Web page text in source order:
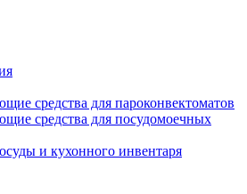
средства для пароконвектоматов
средства для посудомоечных
и кухонного инвентаря